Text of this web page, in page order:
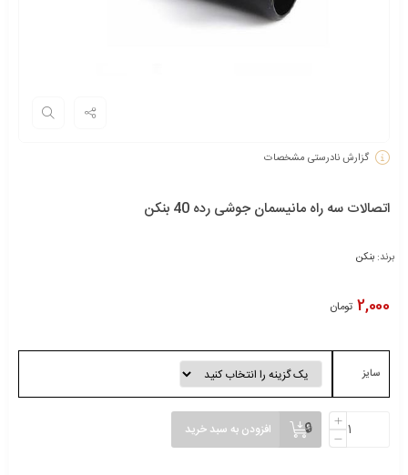
گزارش نادرستی مشخصات
اتصالات سه راه مانیسمان جوشی رده 40 بنکن
برند: بنکن
2,000 تومان
سایز
افزودن به سبد خرید